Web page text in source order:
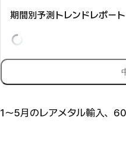
期間別予測トレンドレポート
1〜5月のレアメタル輸入、